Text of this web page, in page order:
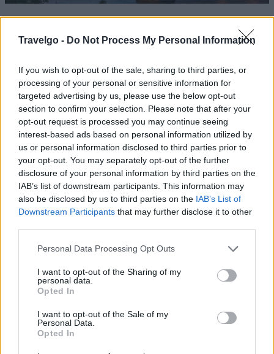
Travelgo - Do Not Process My Personal Information
If you wish to opt-out of the sale, sharing to third parties, or
processing of your personal or sensitive information for
targeted advertising by us, please use the below opt-out
section to confirm your selection. Please note that after your
opt-out request is processed you may continue seeing
interest-based ads based on personal information utilized by
us or personal information disclosed to third parties prior to
your opt-out. You may separately opt-out of the further
disclosure of your personal information by third parties on the
IAB’s list of downstream participants. This information may
also be disclosed by us to third parties on the IAB’s List of
Downstream Participants that may further disclose it to other
Please note that this website/app uses one or more Google
not limited to your visit or usage behaviour. You may click to
grant or deny consent to Google and its third-party tags to
use your data for below specified purposes in below Google
consent section.
Personal Data Processing Opt Outs
I want to opt-out of the Sharing of my
personal data.
Opted In
I want to opt-out of the Sale of my
Personal Data.
Opted In
Αγκαλιάζοντας τον επιβλητικό Δούναβη, με τους λόφους
της Βούδας στα δυτικά και την Πέστη στα ανατολικά, η
Βουδαπέστηείναι αναμφίβολα μία από τις
ομορφότερες πόλεις της Ευρώπης. Με μπαρόκ,
νεοκλασικά και μοντέρνα στοιχεία, πάρκα που σφύζουν
από ζωντάνια, μουσεία γεμάτα με θησαυρούς και
ρομαντικά ποταμόπλοια να προσφέρουν εκδρομές στον
γραφικό Δούναβη, η πρωτεύουσα της Ουγγαρίας
αποτελεί ένα στολίδι, τόσο την ημέρα όσο και τη νύχτα.
Πράγα, Τσεχία